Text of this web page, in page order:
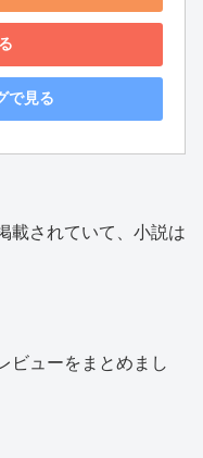
で見る
載されていて、小説は
ビューをまとめまし